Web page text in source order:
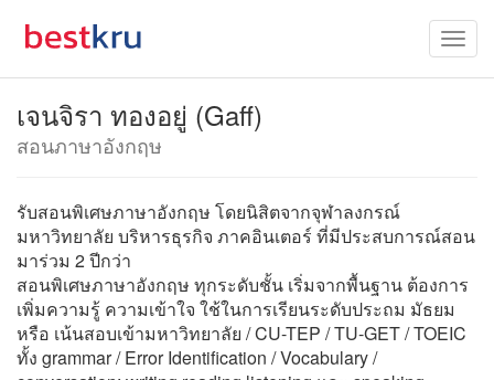
เจนจิรา ทองอยู่ (Gaff)
สอนภาษาอังกฤษ
รับสอนพิเศษภาษาอังกฤษ โดยนิสิตจากจุฬาลงกรณ์
มหาวิทยาลัย บริหารธุรกิจ ภาคอินเตอร์ ที่มีประสบการณ์สอน
มาร่วม 2 ปีกว่า
สอนพิเศษภาษาอังกฤษ ทุกระดับชั้น เริ่มจากพื้นฐาน ต้องการ
เพิ่มความรู้ ความเข้าใจ ใช้ในการเรียนระดับประถม มัธยม
หรือ เน้นสอบเข้ามหาวิทยาลัย / CU-TEP / TU-GET / TOEIC
ทั้ง grammar / Error Identification / Vocabulary /